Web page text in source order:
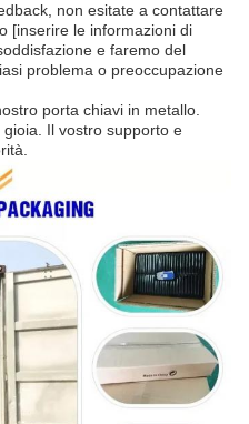
non esitate a contattare
[inserire le informazioni di
e faremo del
problema o preoccupazione
porta chiavi in metallo.
Il vostro supporto e